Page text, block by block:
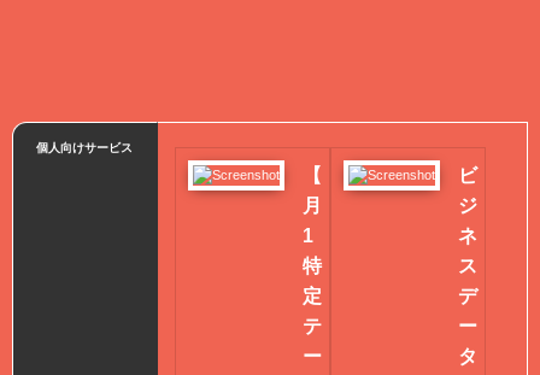
個人向けサービス
【
月
1
特
定
テ
ー
ビ
ジ
ネ
ス
デ
ー
タ